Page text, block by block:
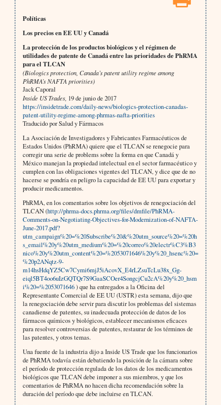
Políticas
Los precios en EE UU y Canadá
La protección de los productos biológicos y el régimen de
utilidades de patente de Canadá entre las prioridades de PhRMA
para el TLCAN
(Biologics protection, Canada’s patent utility regime among
PhRMA’s NAFTA priorities)
Jack Caporal
Inside US Trades, 19 de junio de 2017
https://insidetrade.com/daily-news/biologics-protection-canadas-
patent-utility-regime-among-phrmas-nafta-priorities
Traducido por Salud y Fármacos
La Asociación de Investigadores y Fabricantes Farmacéuticos de
Estados Unidos (PhRMA) quiere que el TLCAN se renegocie para
corregir una serie de problems sobre la forma en que Canadá y
México manejan la propiedad intelectual en el sector farmacéutico y
cumplen con las obligaciones vigentes del TLCAN, y dice que de no
hacerse se pondría en peligro la capacidad de EE UU para exportar y
producir medicamentos.
PhRMA, en los comentarios sobre los objetivos de renegociación del
TLCAN (http://phrma-docs.phrma.org/files/dmfile/PhRMA-
Comments-on-Negotiating-Objectives-for-Modernization-of-NAFTA-
June-2017.pdf?
utm_campaign%20=%20Subscribe%20&%20utm_source%20=%20h
s_email%20y%20utm_medium%20=%20correo%20electr%C3%B3
nico%20y%20utm_content%20=%2053071646%20y%20_hsenc%20=
%20p2ANqtz-9-
m14hsHdqYZ5Cw7Cymi6mjJ5iAcovX_E4rLZsuTcLu38x_Gg-
eiql5BT4oo6uIzGQTQr7S9GaaSCOer4SongcjCu2cA%20y%20_hsm
i%20=%2053071646) que ha entregados a la Oficina del
Representante Comercial de EE UU (USTR) esta semana, dijo que
la renegociación debe servir para discutir los problemas del sistemas
canadiense de patentes, su inadecuada protección de datos de los
fármacos químicos y biológicos, establecer mecanismos eficaces
para resolver controversias de patentes, restaurar de los términos de
las patentes, y otros temas.
Una fuente de la industria dijo a Inside US Trade que los funcionarios
de PhRMA todavía están debatiendo la posición de la cámara sobre
el período de protección regulada de los datos de los medicamentos
biológicos que TLCAN debe imponer a sus miembros, y que los
comentarios de PhRMA no hacen dicha recomendación sobre la
duración del período que debe incluirse en TLCAN.